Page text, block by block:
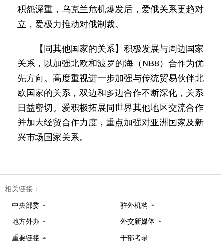
积怨深重，乌克兰危机爆发后，爱俄关系更趋对
立，爱极力推动对俄制裁。
【同其他国家的关系】积极发展与周边国家
关系，以加强北欧和波罗的海（NB8）合作为优
先方向。高度重视进一步加强与传统贸易伙伴北
欧国家的关系，双边和多边合作不断深化，关系
日益密切。爱积极拓展同世界其他地区交流合作
并加大经贸合作力度，重点加强对亚洲国家及新
兴市场国家关系。
相关链接：
中央部委 驻外机构
地方外办 外交新媒体
重要链接 干部考录